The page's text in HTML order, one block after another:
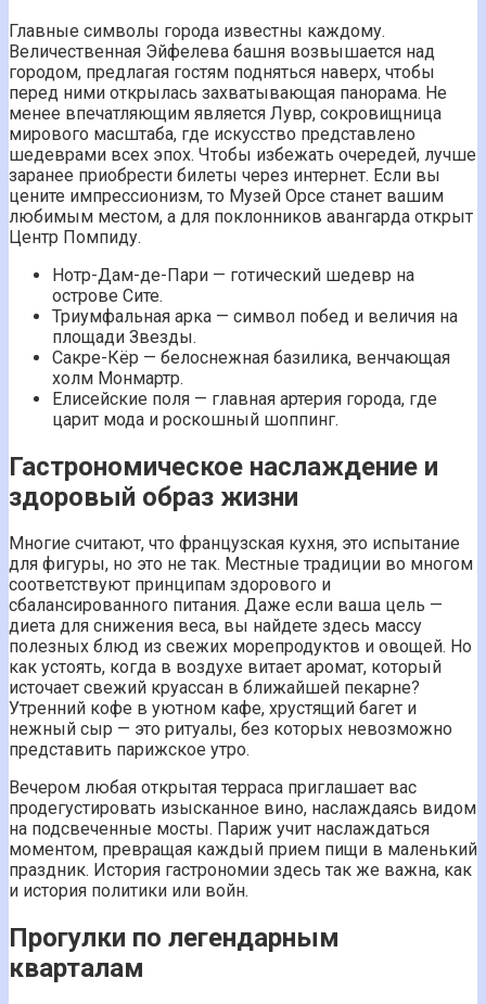
Главные символы города известны каждому.
Величественная Эйфелева башня возвышается над
городом, предлагая гостям подняться наверх, чтобы
перед ними открылась захватывающая панорама. Не
менее впечатляющим является Лувр, сокровищница
мирового масштаба, где искусство представлено
шедеврами всех эпох. Чтобы избежать очередей, лучше
заранее приобрести билеты через интернет. Если вы
цените импрессионизм, то Музей Орсе станет вашим
любимым местом, а для поклонников авангарда открыт
Центр Помпиду.
Нотр-Дам-де-Пари — готический шедевр на
острове Сите.
Триумфальная арка — символ побед и величия на
площади Звезды.
Сакре-Кёр — белоснежная базилика, венчающая
холм Монмартр.
Елисейские поля — главная артерия города, где
царит мода и роскошный шоппинг.
Гастрономическое наслаждение и
здоровый образ жизни
Многие считают, что французская кухня, это испытание
для фигуры, но это не так. Местные традиции во многом
соответствуют принципам здорового и
сбалансированного питания. Даже если ваша цель —
диета для снижения веса, вы найдете здесь массу
полезных блюд из свежих морепродуктов и овощей. Но
как устоять, когда в воздухе витает аромат, который
источает свежий круассан в ближайшей пекарне?
Утренний кофе в уютном кафе, хрустящий багет и
нежный сыр — это ритуалы, без которых невозможно
представить парижское утро.
Вечером любая открытая терраса приглашает вас
продегустировать изысканное вино, наслаждаясь видом
на подсвеченные мосты. Париж учит наслаждаться
моментом, превращая каждый прием пищи в маленький
праздник. История гастрономии здесь так же важна, как
и история политики или войн.
Прогулки по легендарным
кварталам